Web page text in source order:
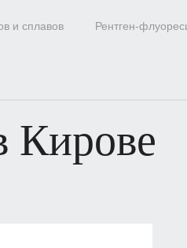
и сплавов Рентген-
Кирове